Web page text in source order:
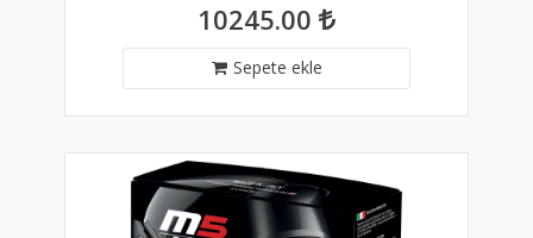
10245.00
Sepete ekle